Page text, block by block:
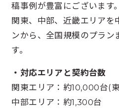
稿事例が豊富にございます。
関東、中部、近畿エリアを
ンから、全国規模のプラン
す。
・対応エリアと契約台数
関東エリア：約10,000台(
中部エリア：約1,300台